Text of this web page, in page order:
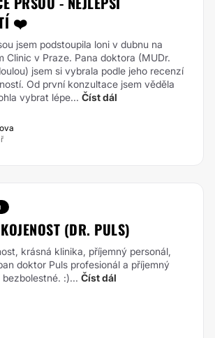
❤️
jsem podstoupila loni v dubnu na
Clinic v Praze. Pana doktora (MUDr.
jsem si vybrala podle jeho recenzí
Od první konzultace jsem věděla
vybrat lépe... Číst dál
(DR. PULS)
krásná klinika, příjemný personál,
doktor Puls profesionál a příjemný
:)... Číst dál